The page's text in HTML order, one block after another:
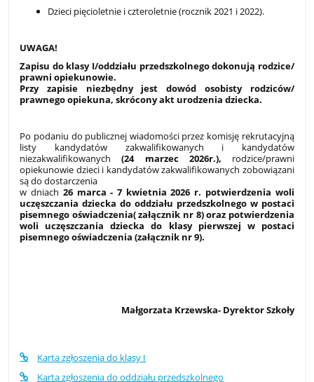
Dzieci pięcioletnie i czteroletnie (rocznik 2021 i 2022).
UWAGA!
Zapisu do klasy I/oddziału przedszkolnego dokonują rodzice/
prawni opiekunowie.
Przy zapisie niezbędny jest dowód osobisty rodziców/
prawnego opiekuna, skrócony akt urodzenia dziecka.
Po podaniu do publicznej wiadomości przez komisję rekrutacyjną
listy kandydatów zakwalifikowanych i kandydatów
niezakwalifikowanych(24 marzec 2026r.), rodzice/prawni
opiekunowie dzieci i kandydatów zakwalifikowanych zobowiązani
są do dostarczenia
w dniach 26 marca - 7 kwietnia 2026 r. potwierdzenia woli
uczęszczania dziecka do oddziału przedszkolnego w postaci
pisemnego oświadczenia( załącznik nr 8) oraz potwierdzenia
woli uczęszczania dziecka do klasy pierwszej w postaci
pisemnego oświadczenia (załącznik nr 9).
Małgorzata Krzewska- Dyrektor Szkoły
Karta zgłoszenia do klasy I
Karta zgłoszenia do oddziału przedszkolnego